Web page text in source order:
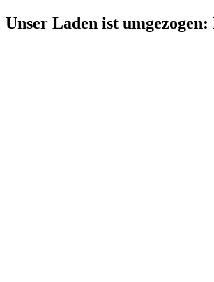
Zum
Inhalt
Unser Laden ist